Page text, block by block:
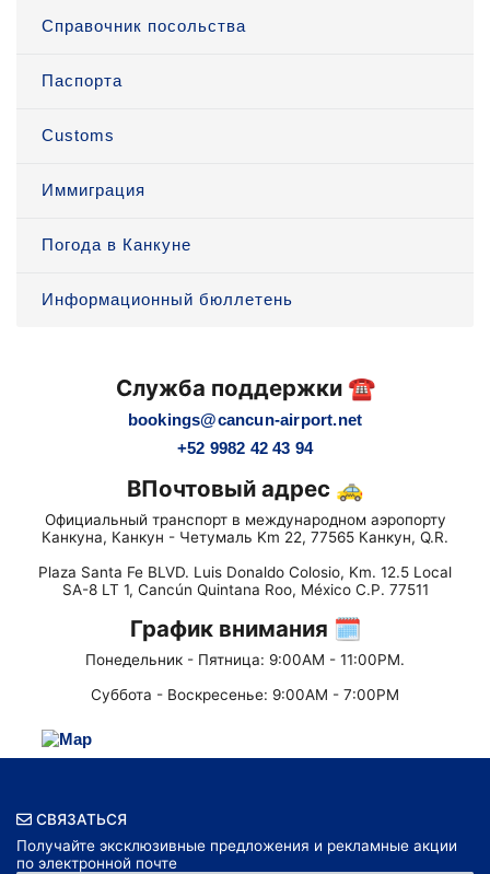
Справочник посольства
Паспорта
Customs
Иммиграция
Погода в Канкуне
Информационный бюллетень
Служба поддержки ☎️
bookings@cancun-airport.net
+52 9982 42 43 94
ВПочтовый адрес 🚕
Официальный транспорт в международном аэропорту
Канкуна, Канкун - Четумаль Km 22, 77565 Канкун, Q.R.
Plaza Santa Fe BLVD. Luis Donaldo Colosio, Km. 12.5 Local
SA-8 LT 1, Cancún Quintana Roo, México C.P. 77511
График внимания 🗓
Понедельник - Пятница: 9:00AM - 11:00PM.
Суббота - Воскресенье: 9:00AM - 7:00PM
СВЯЗАТЬСЯ
Получайте эксклюзивные предложения и рекламные акции
по электронной почте